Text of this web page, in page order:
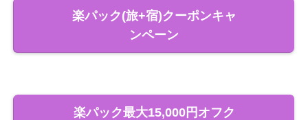
楽パック(旅+宿)クーポンキャ
ンペーン
楽パック最大15,000円オフク